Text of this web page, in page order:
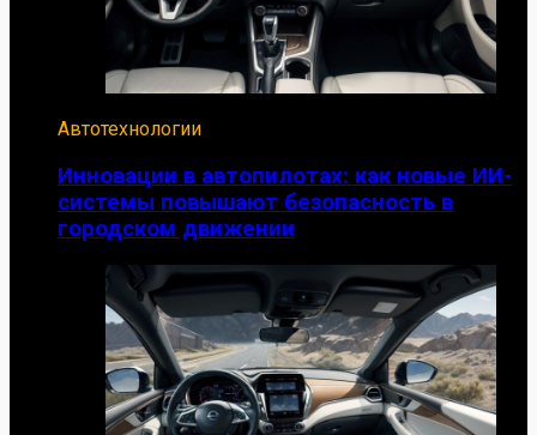
Автотехнологии
Инновации в автопилотах: как новые ИИ-
системы повышают безопасность в
городском движении